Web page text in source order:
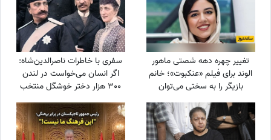
تغییر چهره دهه شصتی ماهور
الوند برای فیلم «عنکبوت»؛ خانم
بازیگر را به سختی می‌توان
شناخت + عکس
سفری با خاطرات ناصرالدین‌شاه:
اگر انسان می‌خواست در لندن
300 هزار دختر خوشگل منتخب
می‌کرد، خیلی اوضاع غریبی بود/
خیلی خیلی تماشا کردیم